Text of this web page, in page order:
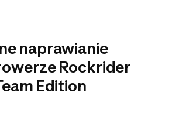
naprawianie
Rockrider
Edition